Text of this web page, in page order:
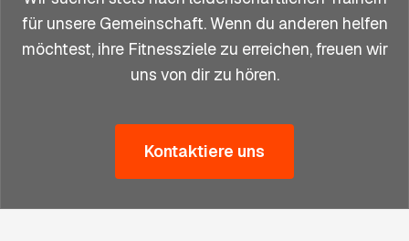
für unsere Gemeinschaft. Wenn du anderen helfen
möchtest, ihre Fitnessziele zu erreichen, freuen wir
uns von dir zu hören.
Kontaktiere uns